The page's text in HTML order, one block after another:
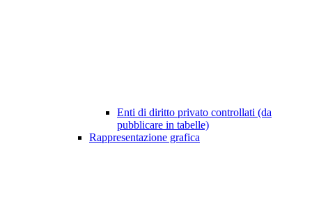
Enti di diritto privato controllati (da
pubblicare in tabelle)
Rappresentazione grafica